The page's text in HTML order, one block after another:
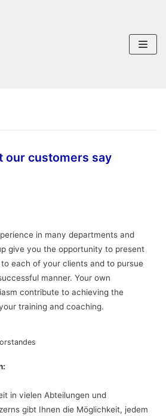
our customers say
in many departments and
give you the opportunity to present
each of your clients and to pursue
manner. Your own
contribute to achieving the
training and coaching.
in vielen Abteilungen und
gibt Ihnen die Möglichkeit, jedem